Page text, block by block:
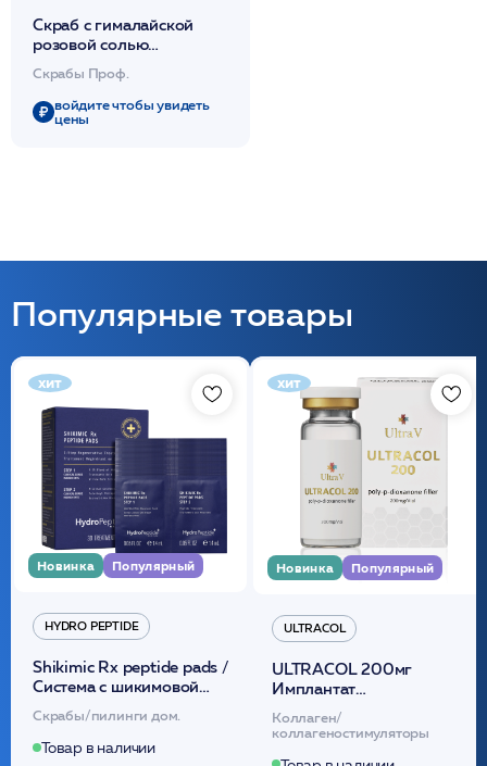
Скраб с гималайской
розовой солью
антицеллюлитный 500
гр /DdP
Скрабы Проф.
войдите чтобы увидеть
цены
Популярные товары
хит
Новинка Популярный
HYDRO PEPTIDE
Shikimic Rx peptide pads /
Cистема с шикимовой
кислотой обновляющая
(30шт) /HP
Скрабы/пилинги дом.
Товар в наличии
хит
Новинка Популярный
ULTRACOL
ULTRACOL 200мг
Имплантат
внутридермальный,
стерильный на основе
полидиоксанона
Коллаген/
коллагеностимуляторы